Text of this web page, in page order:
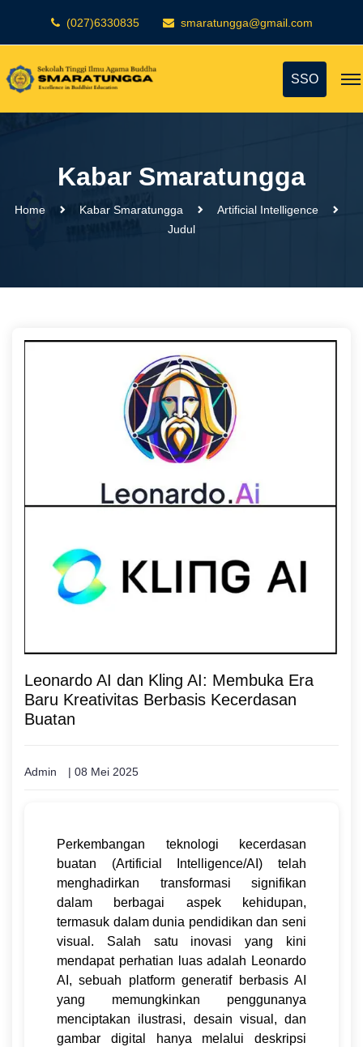
(027)6330835 smaratungga@gmail.com
SSO
Kabar Smaratungga
Home Kabar Smaratungga
Artificial Intelligence
Judul
Leonardo AI dan Kling AI: Membuka Era
Baru Kreativitas Berbasis Kecerdasan
Buatan
Admin | 08 Mei 2025
Perkembangan teknologi kecerdasan
buatan (Artificial Intelligence/AI) telah
menghadirkan transformasi signifikan
dalam berbagai aspek kehidupan,
termasuk dalam dunia pendidikan dan seni
visual. Salah satu inovasi yang kini
mendapat perhatian luas adalah Leonardo
AI, sebuah platform generatif berbasis AI
yang memungkinkan penggunanya
menciptakan ilustrasi, desain visual, dan
gambar digital hanya melalui deskripsi